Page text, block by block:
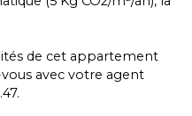
de cet appartement
avec votre agent